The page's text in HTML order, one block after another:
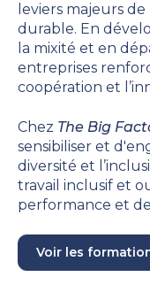
leviers majeurs
durable. En
la mixité et en
entreprises
coopération et
Chez The Big
sensibiliser et
diversité et
travail inclusif et
performance et
Voir les